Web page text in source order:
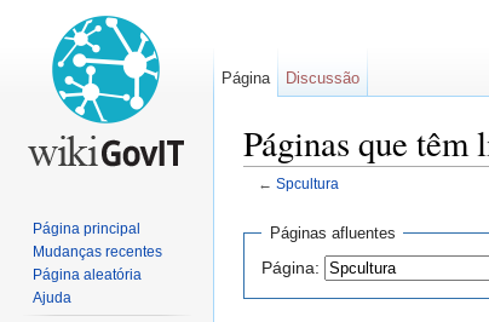
Páginas que
← Spcultura
Páginas afluentes
Página:
Página Discussão
Página principal
Mudanças recentes
Página aleatória
Ajuda